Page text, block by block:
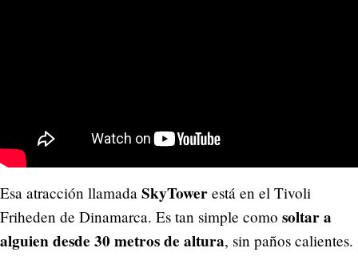
Esa atracción llamada SkyTower está en el Tivoli
Friheden de Dinamarca. Es tan simple como soltar a
alguien desde 30 metros de altura, sin paños calientes.